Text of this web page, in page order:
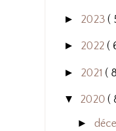
► 2023(
► 2022(
► 2021(
▼ 2020(
►